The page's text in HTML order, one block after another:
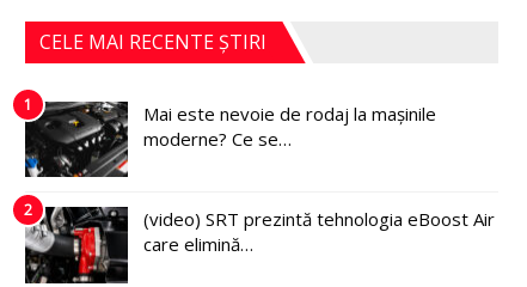
CELE MAI RECENTE ȘTIRI
1
Mai este nevoie de rodaj la mașinile
moderne? Ce se…
2
(video) SRT prezintă tehnologia eBoost Air
care elimină…